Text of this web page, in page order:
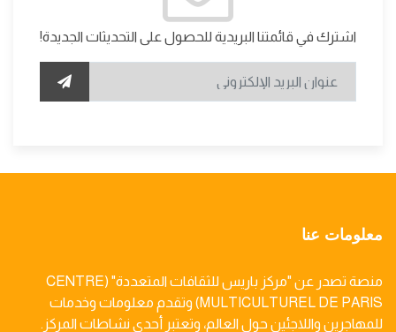
اشترك في قائمتنا البريدية للحصول على التحديثات الجديدة!
معلومات عنا
منصة تصدر عن "مركز باريس للثقافات المتعددة" (CENTRE
MULTICULTUREL DE PARIS) وتقدم معلومات وخدمات
للمهاجرين واللاجئين حول العالم، وتعتبر أحدى نشاطات المركز.